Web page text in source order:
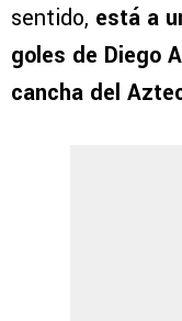
sentido, está a
goles de Diego
cancha del